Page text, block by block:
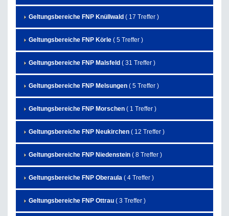
Geltungsbereiche FNP Knüllwald ( 17 Treffer )
Geltungsbereiche FNP Körle ( 5 Treffer )
Geltungsbereiche FNP Malsfeld ( 31 Treffer )
Geltungsbereiche FNP Melsungen ( 5 Treffer )
Geltungsbereiche FNP Morschen ( 1 Treffer )
Geltungsbereiche FNP Neukirchen ( 12 Treffer )
Geltungsbereiche FNP Niedenstein ( 8 Treffer )
Geltungsbereiche FNP Oberaula ( 4 Treffer )
Geltungsbereiche FNP Ottrau ( 3 Treffer )